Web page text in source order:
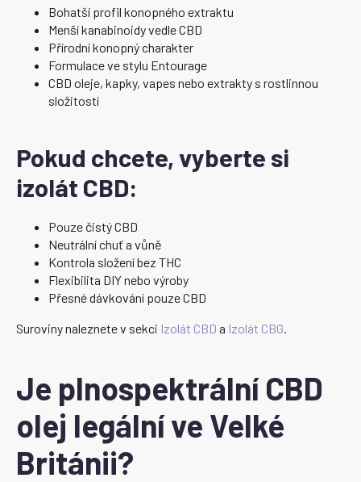
Bohatší profil konopného extraktu
Menší kanabinoidy vedle CBD
Přírodní konopný charakter
Formulace ve stylu Entourage
CBD oleje, kapky, vapes nebo extrakty s rostlinnou
složitostí
Pokud chcete, vyberte si
izolát CBD:
Pouze čistý CBD
Neutrální chuť a vůně
Kontrola složení bez THC
Flexibilita DIY nebo výroby
Přesné dávkování pouze CBD
Suroviny naleznete v sekci Izolát CBD a Izolát CBG.
Je plnospektrální CBD
olej legální ve Velké
Británii?